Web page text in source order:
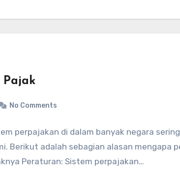
Pajak
No Comments
perpajakan di dalam banyak negara
Berikut adalah sebagian alasan mengapa
Peraturan: Sistem perpajakan…